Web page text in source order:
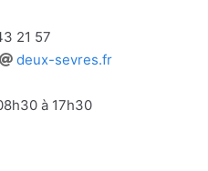
21 57
Site
deux-sevres.fr
à 17h30